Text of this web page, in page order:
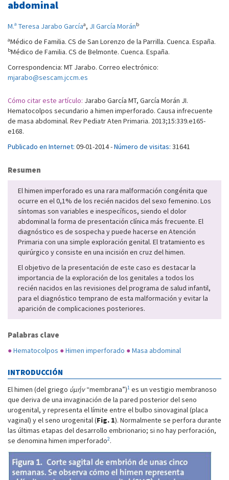
abdominal
M.ª Teresa Jarabo Garcíaa, JI García Moránb
aMédico de Familia. CS de San Lorenzo de la Parrilla. Cuenca. España.
bMédico de Familia. CS de Belmonte. Cuenca. España.
Correspondencia: MT Jarabo. Correo electrónico:
mjarabo@sescam.jccm.es
Cómo citar este artículo: Jarabo García MT, García Morán JI.
Hematocolpos secundario a himen imperforado. Causa infrecuente
de masa abdominal. Rev Pediatr Aten Primaria. 2013;15:339.e165-
e168.
Publicado en Internet: 09-01-2014 -Número de visitas: 31641
Resumen
El himen imperforado es una rara malformación congénita que
ocurre en el 0,1% de los recién nacidos del sexo femenino. Los
síntomas son variables e inespecíficos, siendo el dolor
abdominal la forma de presentación clínica más frecuente. El
diagnóstico es de sospecha y puede hacerse en Atención
Primaria con una simple exploración genital. El tratamiento es
quirúrgico y consiste en una incisión en cruz del himen.
El objetivo de la presentación de este caso es destacar la
importancia de la exploración de los genitales a todos los
recién nacidos en las revisiones del programa de salud infantil,
para el diagnóstico temprano de esta malformación y evitar la
aparición de complicaciones posteriores.
Palabras clave
●Hematocolpos ●Himen imperforado ●Masa abdominal
INTRODUCCIÓN
El himen (del griego ύµήν“membrana”)1 es un vestigio membranoso
que deriva de una invaginación de la pared posterior del seno
urogenital, y representa el límite entre el bulbo sinovaginal (placa
vaginal) y el seno urogenital (Fig. 1). Normalmente se perfora durante
las últimas etapas del desarrollo embrionario; si no hay perforación,
se denomina himen imperforado2.